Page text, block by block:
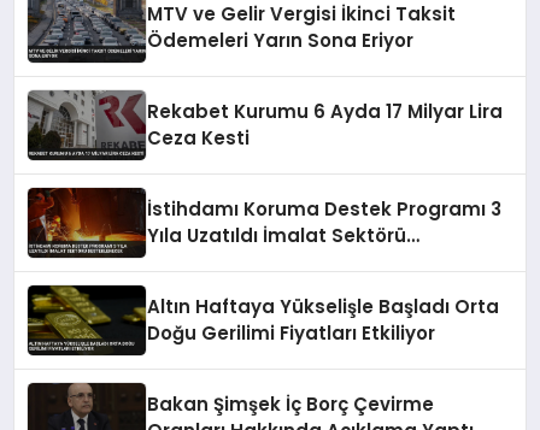
MTV ve Gelir Vergisi İkinci Taksit
Ödemeleri Yarın Sona Eriyor
Rekabet Kurumu 6 Ayda 17 Milyar Lira
Ceza Kesti
İstihdamı Koruma Destek Programı 3
Yıla Uzatıldı İmalat Sektörü
Altın Haftaya Yükselişle Başladı Orta
Doğu Gerilimi Fiyatları Etkiliyor
Bakan Şimşek İç Borç Çevirme